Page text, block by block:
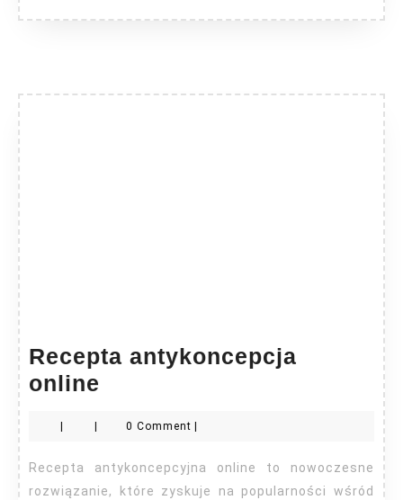
na
Recepta antykoncepcja
online
online
0 Comment
Recepta antykoncepcyjna online to nowoczesne
rozwiązanie, które zyskuje na popularności wśród